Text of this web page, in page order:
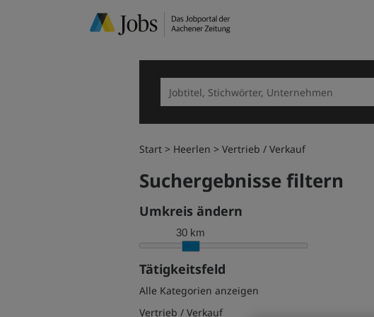
Start Heerlen Vertrieb / Verkauf
Suchergebnisse filtern
Umkreis ändern
30 km
Tätigkeitsfeld
Alle Kategorien anzeigen
Vertrieb / Verkauf